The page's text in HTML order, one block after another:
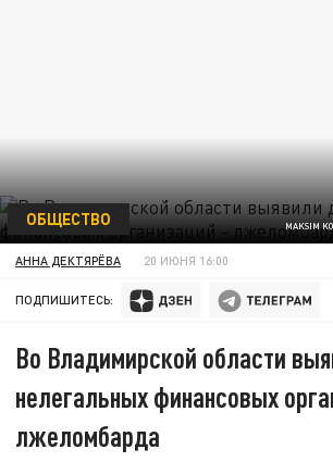
MAKSIM
ОБЩЕСТВО
АННА ДЕКТЯРЁВА 20 ИЮНЯ 16:00
ПОДПИШИТЕСЬ:
Во Владимирской области
нелегальных финансовых
лжеломбарда